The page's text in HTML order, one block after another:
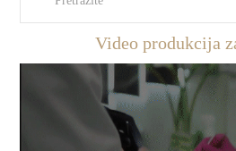
Video produkcija